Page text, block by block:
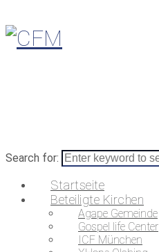
Search for:
Startseite
Beteiligte Kirchen
Agape Gemeinde
Gospel life Center
ICF München